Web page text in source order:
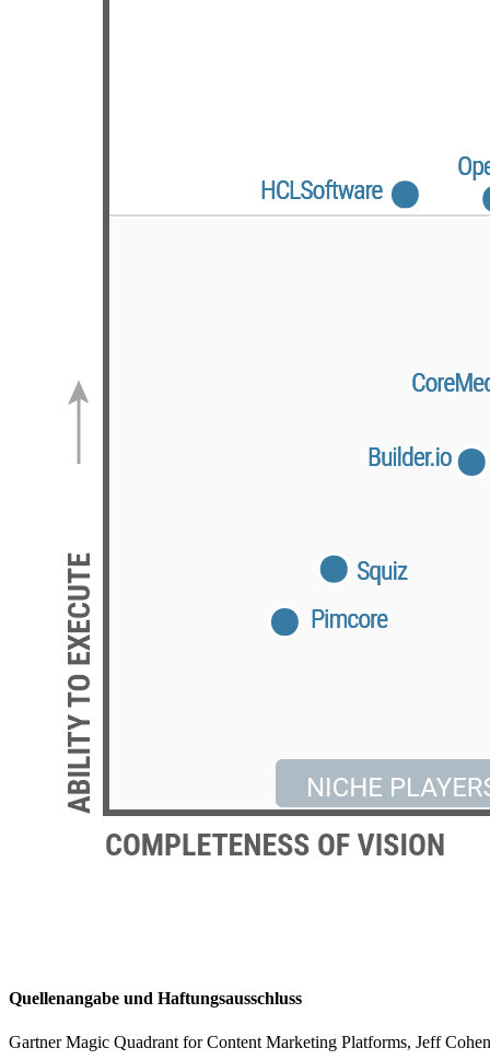
Quellenangabe und Haftungsausschluss
Gartner Magic Quadrant for Content Marketing Platforms, Jeff